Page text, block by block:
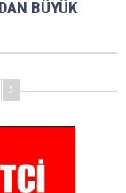
BÜYÜK